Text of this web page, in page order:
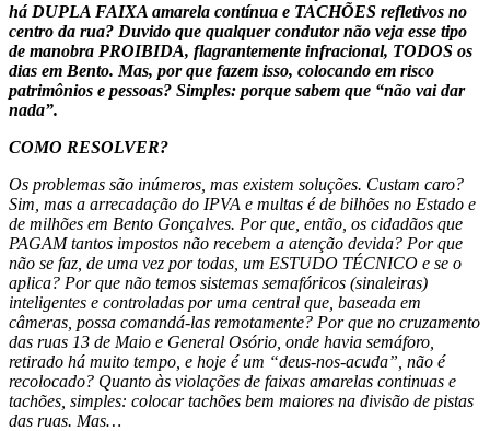
há DUPLA FAIXA amarela contínua e TACHÕES refletivos no
centro da rua? Duvido que qualquer condutor não veja esse tipo
de manobra PROIBIDA, flagrantemente infracional, TODOS os
dias em Bento. Mas, por que fazem isso, colocando em risco
patrimônios e pessoas? Simples: porque sabem que “não vai dar
nada”.
COMO RESOLVER?
Os problemas são inúmeros, mas existem soluções. Custam caro?
Sim, mas a arrecadação do IPVA e multas é de bilhões no Estado e
de milhões em Bento Gonçalves. Por que, então, os cidadãos que
PAGAM tantos impostos não recebem a atenção devida? Por que
não se faz, de uma vez por todas, um ESTUDO TÉCNICO e se o
aplica? Por que não temos sistemas semafóricos (sinaleiras)
inteligentes e controladas por uma central que, baseada em
câmeras, possa comandá-las remotamente? Por que no cruzamento
das ruas 13 de Maio e General Osório, onde havia semáforo,
retirado há muito tempo, e hoje é um “deus-nos-acuda”, não é
recolocado? Quanto às violações de faixas amarelas continuas e
tachões, simples: colocar tachões bem maiores na divisão de pistas
das ruas. Mas…